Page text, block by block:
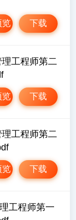
下载
览
工程师第二
下载
览
工程师第二
下载
览
工程师第一